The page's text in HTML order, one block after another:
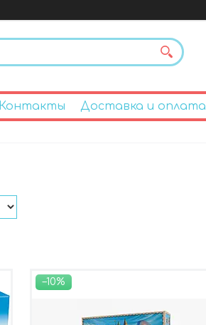
Контакты Доставка и оплата
–10%